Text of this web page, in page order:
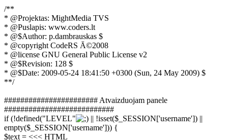
/**
* @Projektas: MightMedia TVS
* @Puslapis: www.coders.lt
* @$Author: p.dambrauskas $
* @copyright CodeRS Ā©2008
* @license GNU General Public License v2
* @$Revision: 128 $
* @$Date: 2009-05-24 18:41:50 +0300 (Sun, 24 May 2009) $
**/
####################### Atvaizduojam panele
###########################
if (!defined("LEVEL"
|| !isset($_SESSION['username']) ||
empty($_SESSION['username'])) {
$text = <<< HTML